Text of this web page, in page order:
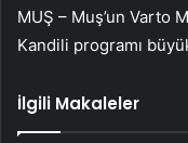
MUŞ – Muş’un Varto
Kandili programı
İlgili Makaleler